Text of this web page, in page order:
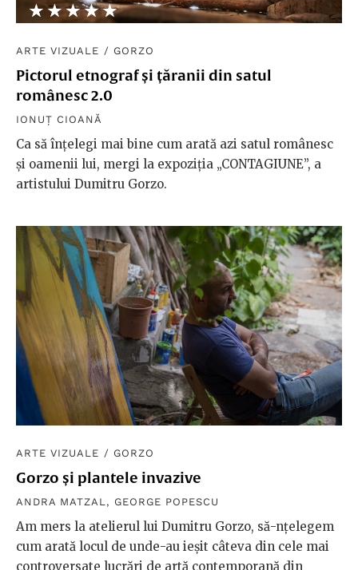
★★★★★
☆☆☆☆☆
ARTE VIZUALE / GORZO
Pictorul etnograf și țăranii din satul
românesc 2.0
IONUȚ CIOANĂ
Ca să înțelegi mai bine cum arată azi satul românesc
și oamenii lui, mergi la expoziția „CONTAGIUNE”, a
artistului Dumitru Gorzo.
ARTE VIZUALE / GORZO
Gorzo și plantele invazive
ANDRA MATZAL , GEORGE POPESCU
Am mers la atelierul lui Dumitru Gorzo, să-nțelegem
cum arată locul de unde-au ieșit câteva din cele mai
controversate lucrări de artă contemporană din